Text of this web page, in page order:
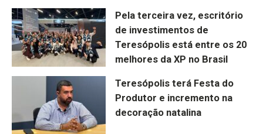
Pela terceira vez, escritório
de investimentos de
Teresópolis está entre os 20
melhores da XP no Brasil
Teresópolis terá Festa do
Produtor e incremento na
decoração natalina